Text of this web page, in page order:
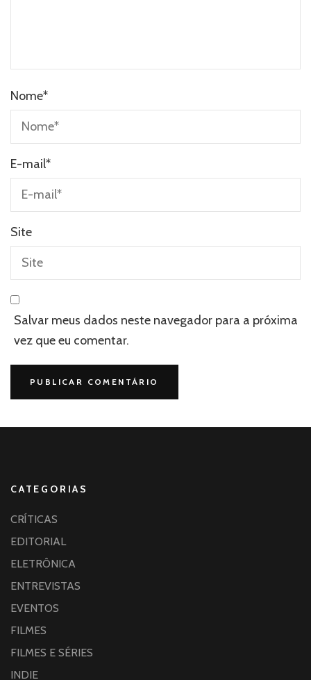
Nome*
E-mail*
Site
Salvar meus dados neste navegador para a próxima
vez que eu comentar.
CATEGORIAS
CRÍTICAS
EDITORIAL
ELETRÔNICA
ENTREVISTAS
EVENTOS
FILMES
FILMES E SÉRIES
INDIE